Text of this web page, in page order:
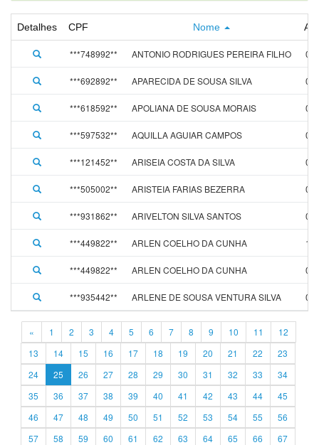
Detalhes CPF Nome
***748992** ANTONIO RODRIGUES PEREIRA FILHO
***692892** APARECIDA DE SOUSA SILVA
***618592** APOLIANA DE SOUSA MORAIS
***597532** AQUILLA AGUIAR CAMPOS
***121452** ARISEIA COSTA DA SILVA
***505002** ARISTEIA FARIAS BEZERRA
***931862** ARIVELTON SILVA SANTOS
***449822** ARLEN COELHO DA CUNHA
***449822** ARLEN COELHO DA CUNHA
***935442** ARLENE DE SOUSA VENTURA SILVA
« 1 2 3 4 5 6 7 8 9 10 11
12
13
14 15 16 17 18 19 20 21 22
23
24
25 26 27 28 29 30 31 32 33
34
35
36 37 38 39 40 41 42 43 44
45
46
47 48 49 50 51 52 53 54 55
56
57
58 59 60 61 62 63 64 65 66
67